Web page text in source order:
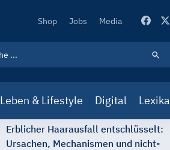
Secondary
Shop Jobs Media
Leben & Lifestyle Digital Lexika
Erblicher Haarausfall entschlüsselt:
Ursachen, Mechanismen und nicht-